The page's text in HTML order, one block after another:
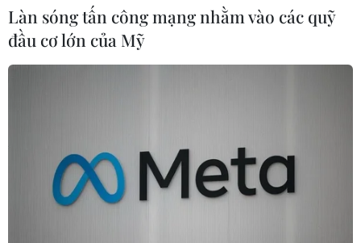
Làn sóng tấn công mạng nhằm vào các quỹ
đầu cơ lớn của Mỹ